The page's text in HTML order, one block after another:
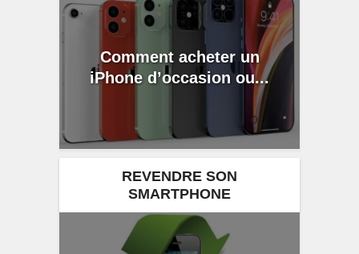
Comment acheter un
iPhone d’occasion ou...
REVENDRE SON
SMARTPHONE